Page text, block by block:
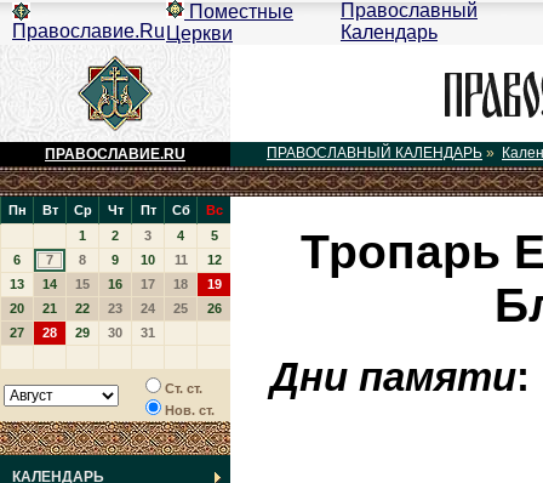
Православие.Ru
Поместные
Церкви
Православный
Календарь
ПРАВОСЛАВИЕ.RU ПРАВОСЛАВНЫЙ КАЛЕНДАРЬ »
Пн Вт Ср Чт Пт Сб
Вс
1
2 3 4
5
6
7 8 9 10 11
12
13
14 15 16 17 18
19
20
21 22 23 24 25
26
27
28 29 30 31
Ст. ст.
Нов. ст.
КАЛЕНДАРЬ
Тропарь
Дни памяти